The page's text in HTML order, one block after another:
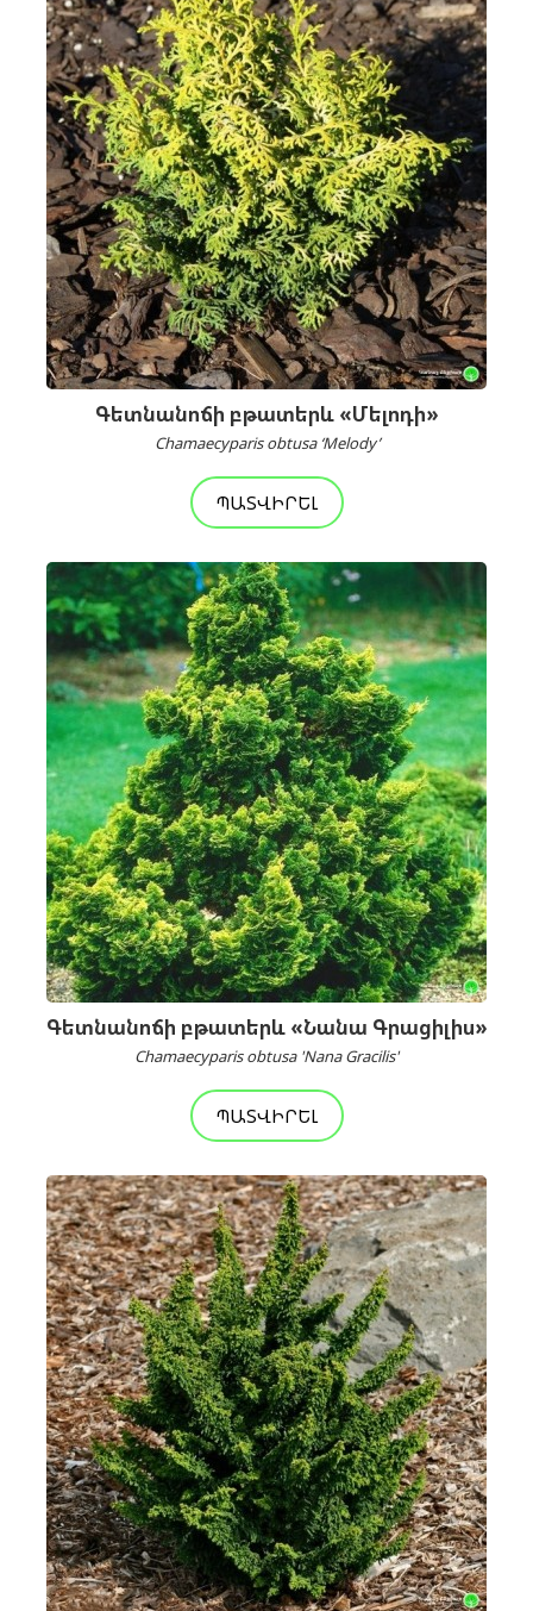
Գետնանոճի բթատերև «Մելոդի»
Chamaecyparis obtusa ‘Melody’
ՊԱՏՎԻՐԵԼ
Գետնանոճի բթատերև «Նանա Գրացիլիս»
Chamaecyparis obtusa 'Nana Gracilis'
ՊԱՏՎԻՐԵԼ